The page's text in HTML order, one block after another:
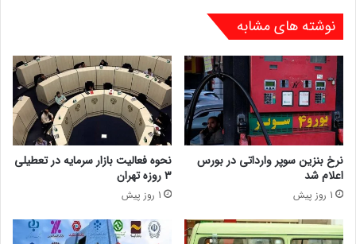
نوشته های مشابه
نرخ بنزین سوپر وارداتی در بورس
اعلام شد
1 روز پیش
نحوه فعالیت بازار سرمایه در تعطیلی
۳ روزه تهران
1 روز پیش